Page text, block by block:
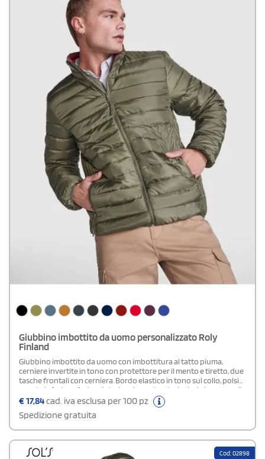
Giubbino imbottito da uomo personalizzato Roly
Finland
Giubbino imbottito da uomo con imbottitura al tatto piuma,
cerniere invertite in tono con protettore per il mento e tiretto, due
tasche frontali con cerniera. Bordo elastico in tono sul collo, polsini
e parte inferiore, fodera interiore in contrasto, include borsa per il
trasporto. Un capo d'abigliamento multifuzione. Preparati per il
freddo con la giacca FINLAND di Roly. Il suo design moderno
presenta cerniere invertite in tono ed il rivestimento interno in
contrasto.Disponibile modello Donna
€17,84cad. iva esclusa per 100 pz
Spedizione gratuita
Cod: 02898